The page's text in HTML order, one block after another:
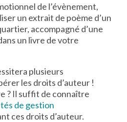
de l’évènement,
un extrait de poème d’un
accompagné d’une
un livre de votre
plusieurs
les droits d’auteur !
? Il suffit de connaître
de gestion
ces droits d’auteur.